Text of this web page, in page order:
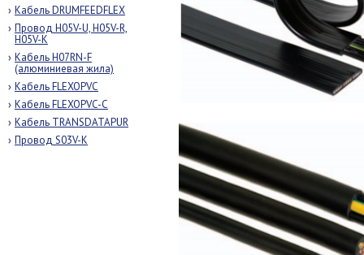
Кабель DRUMFEEDFLEX
Провод H05V-U, H05V-R,
H05V-K
Кабель H07RN-F
(алюминиевая жила)
Кабель FLEXOPVC
Кабель FLEXOPVC-С
Кабель TRANSDATAPUR
Провод S03V-K